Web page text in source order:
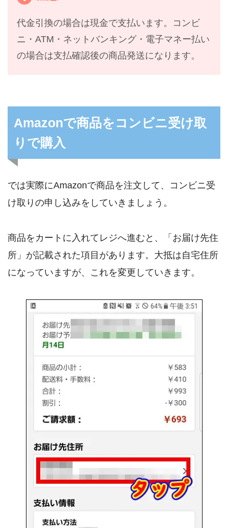
代金引換の場合は現金で支払います。コンビ
ニ・ATM・ネットバンキング・電子マネー払い
の場合は支払確認後の商品発送になります。
Amazonで商品をコンビニ受け取
りで購入
では実際にAmazonで商品を注文して、コンビニ受
け取りの申し込みをしていきましょう。
商品をカートに入れてレジへ進むと、「お届け先住
所」が記載された項目があります。大抵は自宅住所
になっていますが、これを変更していきます。